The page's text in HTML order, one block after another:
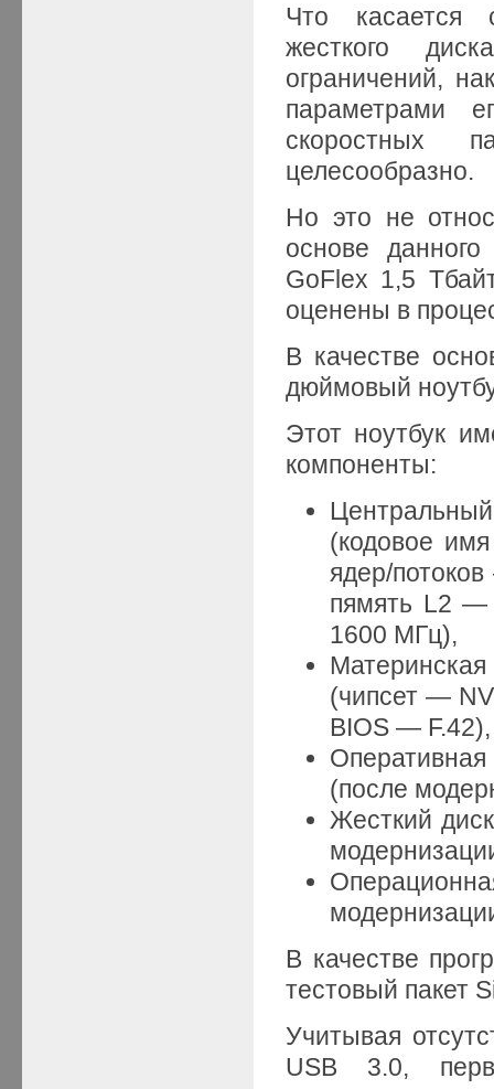
Что касается
жесткого
ограничений,
параметрами
скоростных
целесообразно.
Но это не
основе
GoFlex 1,5
оценены в
В качестве
дюймовый
Этот ноутбук
компоненты:
(кодовое
ядер/
пямять L2 —
1600 МГц),
(чипсет —
BIOS —
(после
Жесткий
В качестве
тестовый пакет
Учитывая
USB 3.0,